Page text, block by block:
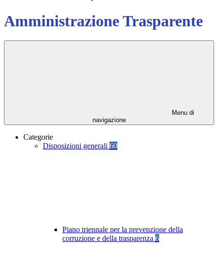
Amministrazione Trasparente
Menu di
navigazione
Categorie
Disposizioni generali 60
Piano triennale per la prevenzione della
corruzione e della trasparenza 6